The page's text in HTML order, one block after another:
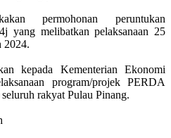
permohonan peruntukan
yang melibatkan pelaksanaan 25
2024.
kepada Kementerian Ekonomi
program/projek PERDA
rakyat Pulau Pinang.